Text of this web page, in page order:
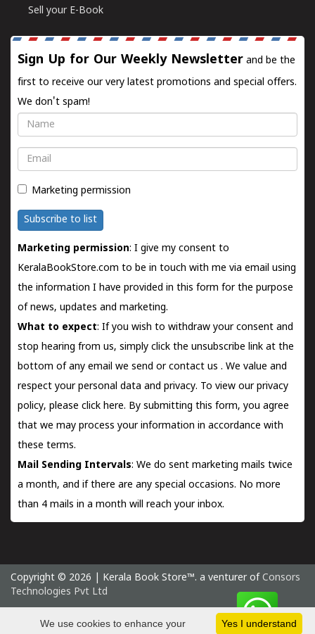
Sell your E-Book
Sign Up for Our Weekly Newsletter and be the
first to receive our very latest promotions and special offers.
We don't spam!
Name
Email
Marketing permission
Subscribe to list
Marketing permission: I give my consent to
KeralaBookStore.com to be in touch with me via email using
the information I have provided in this form for the purpose
of news, updates and marketing.
What to expect: If you wish to withdraw your consent and
stop hearing from us, simply click the unsubscribe link at the
bottom of any email we send orcontact us . We value and
respect your personal data and privacy. To view our privacy
policy, please click here. By submitting this form, you agree
that we may process your information in accordance with
these terms.
Mail Sending Intervals: We do sent marketing mails twice
a month, and if there are any special occasions. No more
than 4 mails in a month will reach your inbox.
Copyright © 2026 | Kerala Book Store™. a venturer of Consors
Technologies Pvt Ltd
Friday 7 August, 2026 IST
Yes I understand
We use cookies to enhance your